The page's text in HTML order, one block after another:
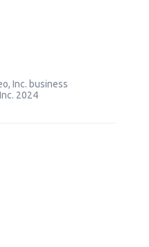
Inc. business
2024